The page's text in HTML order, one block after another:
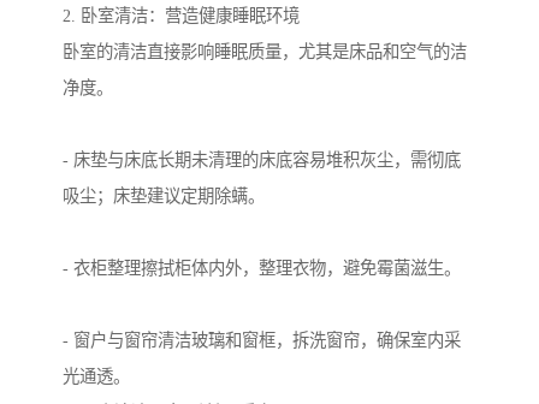
2. 卧室清洁：营造健康睡眠环境
卧室的清洁直接影响睡眠质量，尤其是床品和空气的洁
净度。
- 床垫与床底长期未清理的床底容易堆积灰尘，需彻底
吸尘；床垫建议定期除螨。
- 衣柜整理擦拭柜体内外，整理衣物，避免霉菌滋生。
- 窗户与窗帘清洁玻璃和窗框，拆洗窗帘，确保室内采
光通透。